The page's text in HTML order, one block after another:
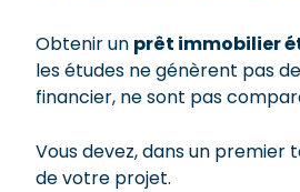
Obtenir un prêt immobilier
les études ne génèrent pas
financier, ne sont pas
Vous devez, dans un premier
de votre projet.